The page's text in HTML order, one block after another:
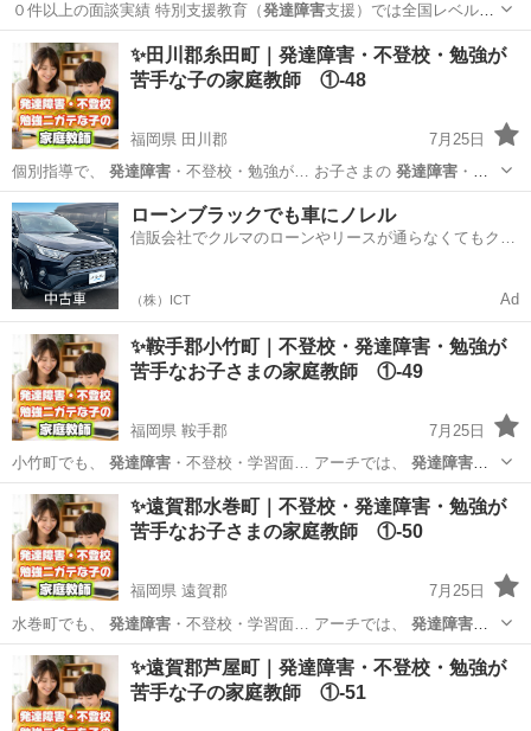
０件以上の面談実績 特別支援教育（発達障害支援）では全国レベルの
実績を持つ …
埼玉 深谷市 深谷駅 話し方 あがり症
✨田川郡糸田町｜発達障害・不登校・勉強が
苦手な子の家庭教師 ①-48
福岡県 田川郡
7月25日
個別指導で、 発達障害 ・不登校・勉強が… お子さまの 発達障害・不
登校・学習面… 私たちは、発達障害・不登校・勉強が… いるのか発
達障害や不登校、勉強が… ービスでは、発達障害 や不登校のお子さ…
異な...
福岡 田川郡 家庭教師 発達障害
ローンブラックでも車にノレル
信販会社でクルマのローンやリースが通らなくてもクル
（株）ICT Ad
✨鞍手郡小竹町｜不登校・発達障害・勉強が
苦手なお子さまの家庭教師 ①-49
福岡県 鞍手郡
7月25日
小竹町でも、 発達障害・不登校・学習面… アーチでは、 発達障害・
不登校・勉強が…
福岡 鞍手郡 家庭教師 発達障害
✨遠賀郡水巻町｜不登校・発達障害・勉強が
苦手なお子さまの家庭教師 ①-50
福岡県 遠賀郡
7月25日
水巻町でも、 発達障害・不登校・学習面… アーチでは、 発達障害・
不登校・勉強が…
福岡 遠賀郡 家庭教師 発達障害
✨遠賀郡芦屋町｜発達障害・不登校・勉強が
苦手な子の家庭教師 ①-51